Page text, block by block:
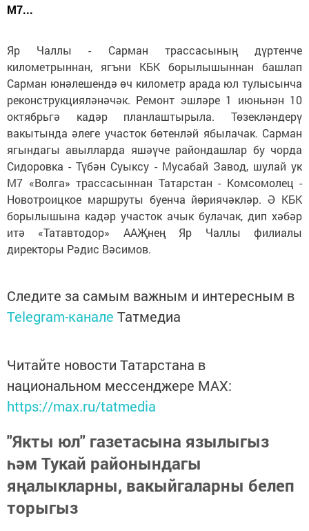
М7...
Яр Чаллы - Сарман трассасының дүртенче
километрыннан, ягъни КБК борылышыннан башлап
Сарман юнәлешендә өч километр арада юл тулысынча
реконструкцияләнәчәк. Ремонт эшләре 1 июньнән 10
октябрьгә кадәр планлаштырыла. Төзекләндерү
вакытында әлеге участок бөтенләй ябылачак. Сарман
ягындагы авылларда яшәүче райондашлар бу чорда
Сидоровка - Түбән Суыксу - Мусабай Завод, шулай ук
М7 «Волга» трассасыннан Татарстан - Комсомолец -
Новотроицкое маршруты буенча йөриячәкләр. Ә КБК
борылышына кадәр участок ачык булачак, дип хәбәр
итә «Татавтодор» ААҖнең Яр Чаллы филиалы
директоры Рәдис Вәсимов.
Следите за самым важным и интересным в
Telegram-канале Татмедиа
Читайте новости Татарстана в
национальном мессенджере MАХ:
https://max.ru/tatmedia
"Якты юл" газетасына язылыгыз
һәм Тукай районындагы
яңалыкларны, вакыйгаларны белеп
торыгыз